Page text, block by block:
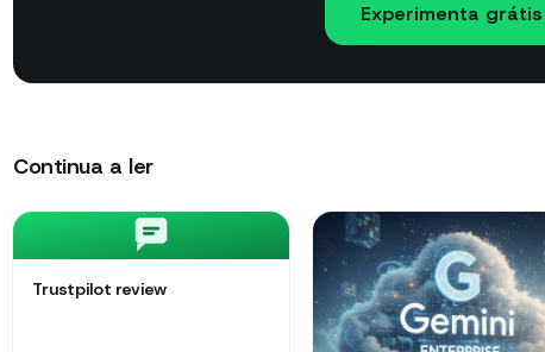
Experimenta grátis
Continua a ler
Trustpilot review